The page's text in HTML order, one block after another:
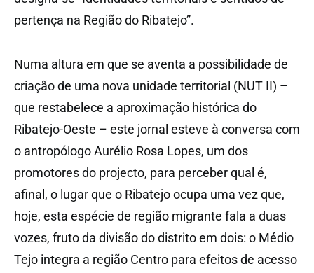
pertença na Região do Ribatejo”.
Numa altura em que se aventa a possibilidade de
criação de uma nova unidade territorial (NUT II) –
que restabelece a aproximação histórica do
Ribatejo-Oeste – este jornal esteve à conversa com
o antropólogo Aurélio Rosa Lopes, um dos
promotores do projecto, para perceber qual é,
afinal, o lugar que o Ribatejo ocupa uma vez que,
hoje, esta espécie de região migrante fala a duas
vozes, fruto da divisão do distrito em dois: o Médio
Tejo integra a região Centro para efeitos de acesso